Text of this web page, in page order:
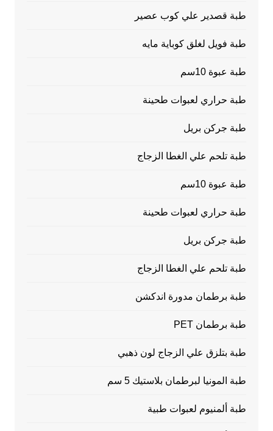
طبة قصدير علي كوب عصير
طبة فويل لغلق كوباية مايه
طبة عبوة 10سم
طبة حراري لعبوات طحينة
طبة جركن بريل
طبة تلحم علي الغطا الزجاج
طبة عبوة 10سم
طبة حراري لعبوات طحينة
طبة جركن بريل
طبة تلحم علي الغطا الزجاج
طبة برطمان مدورة اندكشن
طبة برطمان PET
طبة بتلزق علي الزجاج لون ذهبي
طبة المونيا لبرطمان بلاستيك 5 سم
طبة ألمنيوم لعبوات طبية